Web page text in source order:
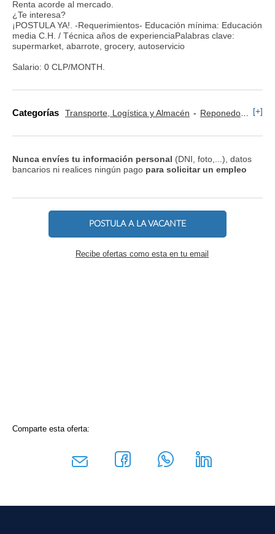
Renta acorde al mercado.
¿Te interesa?
¡POSTULA YA!. -Requerimientos- Educación mínima: Educación
media C.H. / Técnica años de experienciaPalabras clave:
supermarket, abarrote, grocery, autoservicio
Salario: 0 CLP/MONTH.
Categorías Transporte, Logística y Almacén Reponedor y Cajero [+]
Nunca envíes tu información personal (DNI, foto,...), datos
bancarios ni realices ningún pago para solicitar un empleo
POSTULA A LA VACANTE
Recibe ofertas como esta en tu email
Comparte esta oferta: